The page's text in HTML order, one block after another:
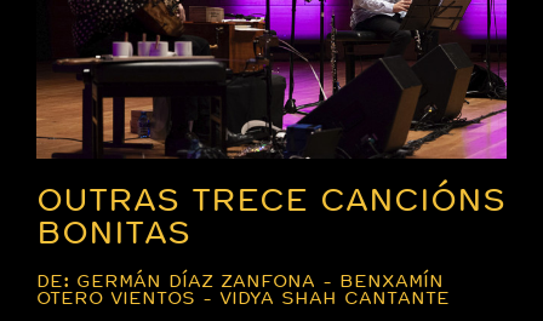
OUTRAS TRECE CANCIÓNS
BONITAS
DE: GERMÁN DÍAZ ZANFONA - BENXAMÍN
OTERO VIENTOS - VIDYA SHAH CANTANTE